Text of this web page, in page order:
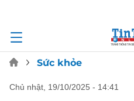
Sức khỏe
chủ nhật, 19/10/2025 - 14:41